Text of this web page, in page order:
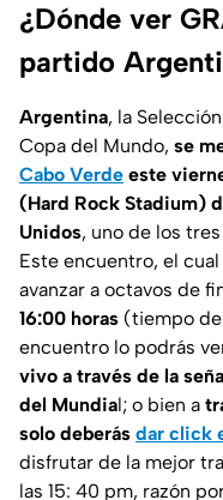
¿Dónde ver
partido
Argentina, la
Copa del Mundo, se
Cabo Verde este
(Hard Rock Stadium)
Unidos, uno de los
Este encuentro, el
avanzar a octavos de
16:00 horas (tiempo
encuentro lo podrás
vivo a través de la
del Mundial; o bien a
solo deberás dar click
disfrutar de la mejor
las 15: 40 pm, razón